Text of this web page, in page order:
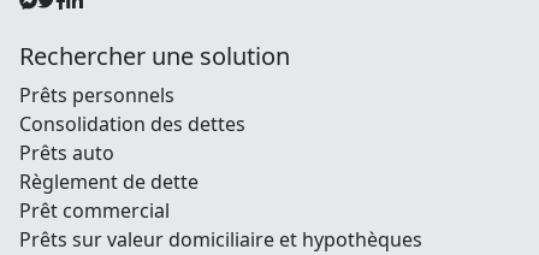
Rechercher une solution
Prêts personnels
Consolidation des dettes
Prêts auto
Règlement de dette
Prêt commercial
Prêts sur valeur domiciliaire et hypothèques